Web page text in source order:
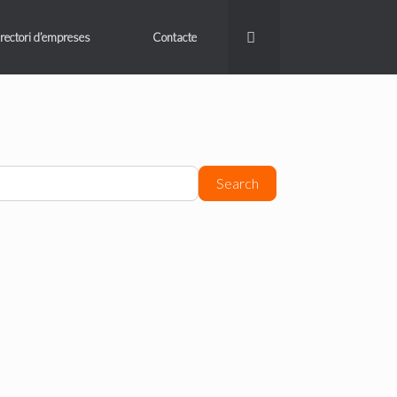
d’empreses Contacte
SearchSearch